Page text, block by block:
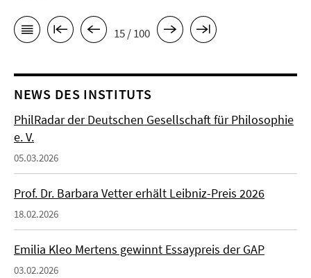
15 / 100
NEWS DES INSTITUTS
PhilRadar der Deutschen Gesellschaft für Philosophie
e. V.
05.03.2026
Prof. Dr. Barbara Vetter erhält Leibniz-Preis 2026
18.02.2026
Emilia Kleo Mertens gewinnt Essaypreis der GAP
03.02.2026